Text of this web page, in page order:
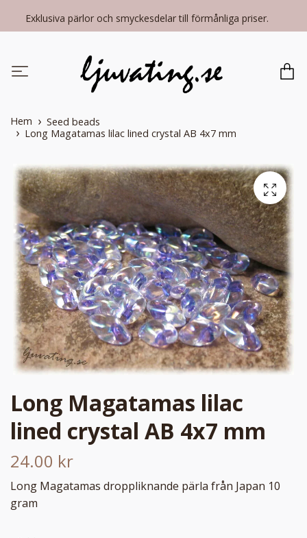
Exklusiva pärlor och smyckesdelar till förmånliga priser.
Hem
Seed beads
Long Magatamas lilac lined crystal AB 4x7 mm
Long Magatamas lilac
lined crystal AB 4x7 mm
24.00 kr
Long Magatamas droppliknande pärla från Japan 10
gram